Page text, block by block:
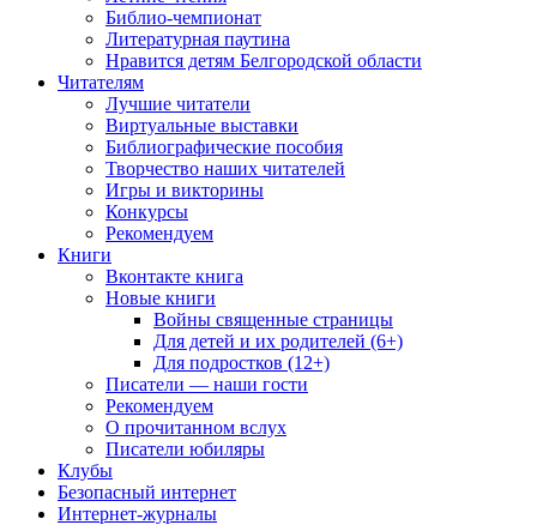
Библио-чемпионат
Литературная паутина
Нравится детям Белгородской области
Читателям
Лучшие читатели
Виртуальные выставки
Библиографические пособия
Творчество наших читателей
Игры и викторины
Конкурсы
Рекомендуем
Книги
Вконтакте книга
Новые книги
Войны священные страницы
Для детей и их родителей (6+)
Для подростков (12+)
Писатели — наши гости
Рекомендуем
О прочитанном вслух
Писатели юбиляры
Клубы
Безопасный интернет
Интернет-журналы